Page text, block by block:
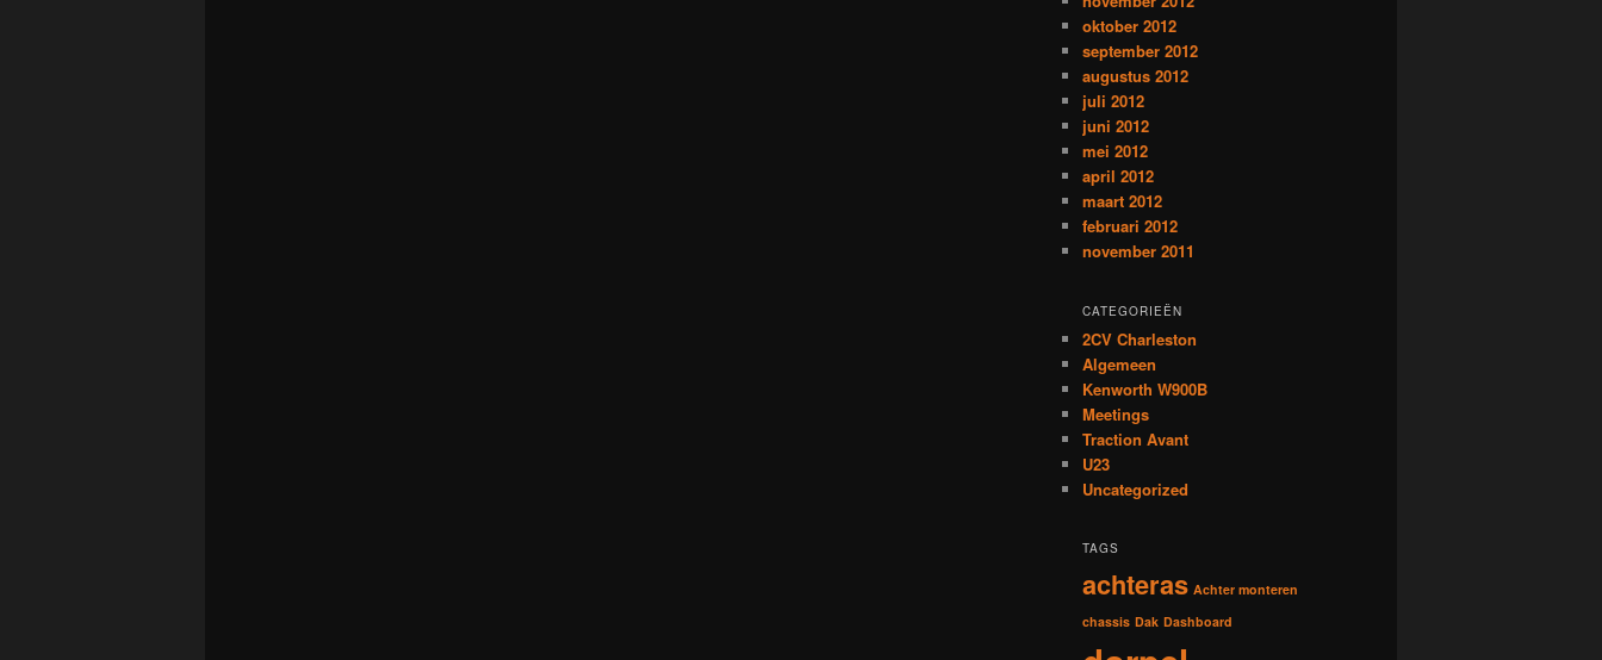
oktober 2012
september 2012
augustus 2012
juli 2012
juni 2012
mei 2012
april 2012
maart 2012
februari 2012
november 2011
CATEGORIEËN
2CV Charleston
Algemeen
Kenworth W900B
Meetings
Traction Avant
U23
Uncategorized
TAGS
achteras Achter monteren
chassis Dak Dashboard